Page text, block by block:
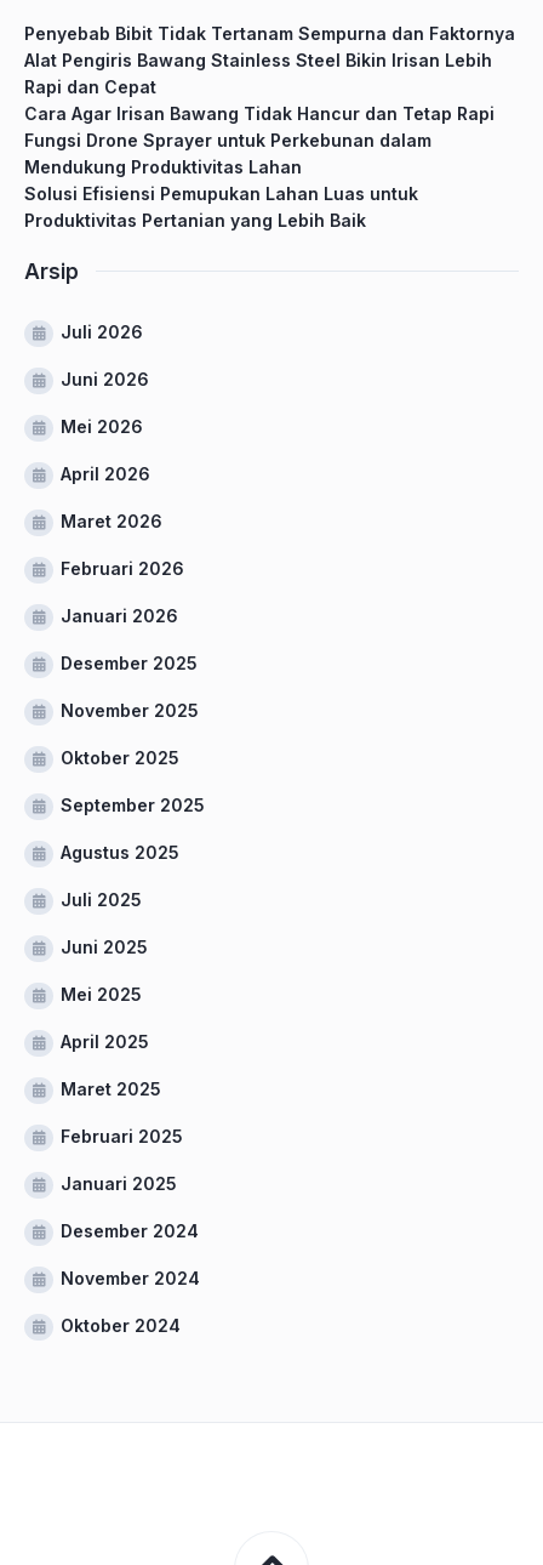
Penyebab Bibit Tidak Tertanam Sempurna dan Faktornya
Alat Pengiris Bawang Stainless Steel Bikin Irisan Lebih
Rapi dan Cepat
Cara Agar Irisan Bawang Tidak Hancur dan Tetap Rapi
Fungsi Drone Sprayer untuk Perkebunan dalam
Mendukung Produktivitas Lahan
Solusi Efisiensi Pemupukan Lahan Luas untuk
Produktivitas Pertanian yang Lebih Baik
Arsip
Juli 2026
Juni 2026
Mei 2026
April 2026
Maret 2026
Februari 2026
Januari 2026
Desember 2025
November 2025
Oktober 2025
September 2025
Agustus 2025
Juli 2025
Juni 2025
Mei 2025
April 2025
Maret 2025
Februari 2025
Januari 2025
Desember 2024
November 2024
Oktober 2024